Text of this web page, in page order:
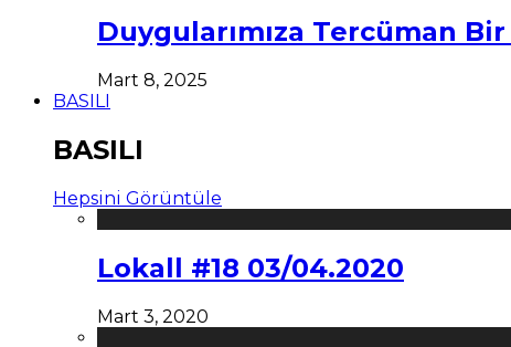
Duygularımıza Tercüman
Mart 8, 2025
BASILI
BASILI
Hepsini Görüntüle
Lokall #18 03/04.2020
Mart 3, 2020